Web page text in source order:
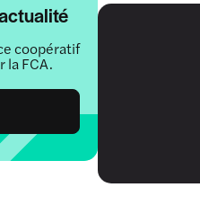
coopératif
la FCA.